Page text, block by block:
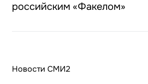
российским «Факелом»
Новости СМИ2